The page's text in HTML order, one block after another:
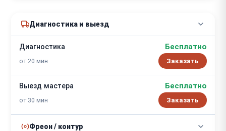
Диагностика и выезд
Диагностика
от 20 мин
Бесплатно
Заказать
Выезд мастера
от 30 мин
Бесплатно
Заказать
Фреон / контур